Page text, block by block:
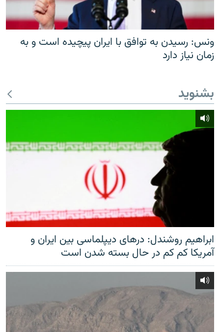
ونس: رسیدن به توافق با ایران پیچیده است و به
زمان نیاز دارد
بشنوید
ابراهیم روشندل: درهای دیپلماسی بین ایران و
آمریکا کم کم در حال بسته شدن است